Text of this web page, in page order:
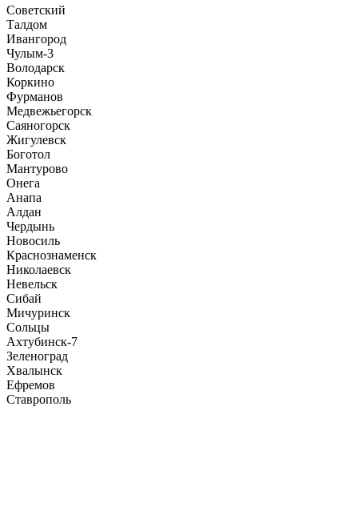
Советский
Талдом
Ивангород
Чулым-3
Володарск
Коркино
Фурманов
Медвежьегорск
Саяногорск
Жигулевск
Боготол
Мантурово
Онега
Анапа
Алдан
Чердынь
Новосиль
Краснознаменск
Николаевск
Невельск
Сибай
Мичуринск
Сольцы
Ахтубинск-7
Зеленоград
Хвалынск
Ефремов
Ставрополь